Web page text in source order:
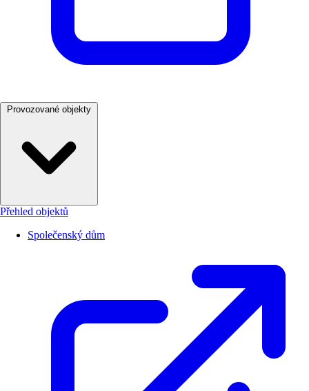
Provozované objekty
Přehled objektů
Společenský dům